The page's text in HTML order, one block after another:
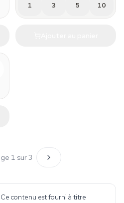
1 3 5 10
1 sur 3
Ce contenu est fourni à titre